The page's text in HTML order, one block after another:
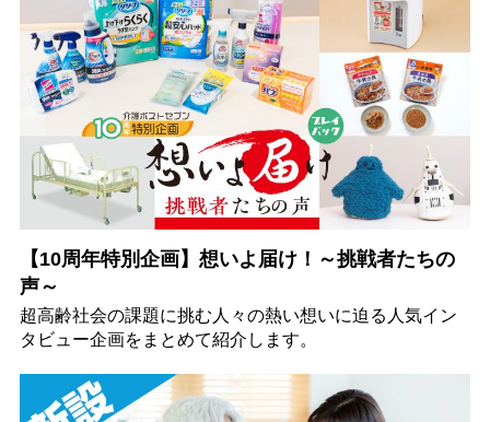
【10周年特別企画】想いよ届け！～挑戦者たちの
声～
超高齢社会の課題に挑む人々の熱い想いに迫る人気イン
タビュー企画をまとめて紹介します。